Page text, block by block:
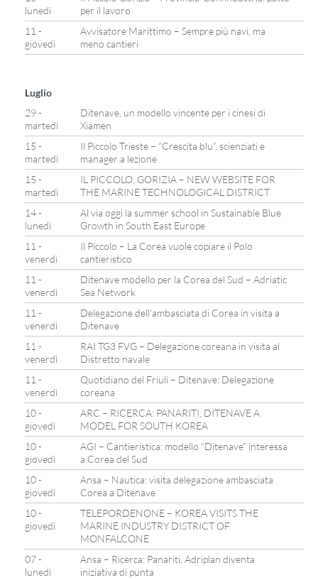
lunedì
per il lavoro
11 -
giovedì
Avvisatore Marittimo – Sempre più navi, ma
meno cantieri
Luglio
29 -
martedì
Ditenave, un modello vincente per i cinesi di
Xiamen
15 -
martedì
Il Piccolo Trieste – “Crescita blu”, scienziati e
manager a lezione
15 -
martedì
IL PICCOLO, GORIZIA – NEW WEBSITE FOR
THE MARINE TECHNOLOGICAL DISTRICT
14 -
lunedì
Al via oggi la summer school in Sustainable Blue
Growth in South East Europe
11 -
venerdì
Il Piccolo – La Corea vuole copiare il Polo
cantieristico
11 -
venerdì
Ditenave modello per la Corea del Sud – Adriatic
Sea Network
11 -
venerdì
Delegazione dell’ambasciata di Corea in visita a
Ditenave
11 -
venerdì
RAI TG3 FVG – Delegazione coreana in visita al
Distretto navale
11 -
venerdì
Quotidiano del Friuli – Ditenave: Delegazione
coreana
10 -
giovedì
ARC – RICERCA: PANARITI, DITENAVE A
MODEL FOR SOUTH KOREA
10 -
giovedì
AGI – Cantieristica: modello “Ditenave” interessa
a Corea del Sud
10 -
giovedì
Ansa – Nautica: visita delegazione ambasciata
Corea a Ditenave
10 -
giovedì
TELEPORDENONE – KOREA VISITS THE
MARINE INDUSTRY DISTRICT OF
MONFALCONE
07 -
lunedì
Ansa – Ricerca: Panariti, Adriplan diventa
iniziativa di punta